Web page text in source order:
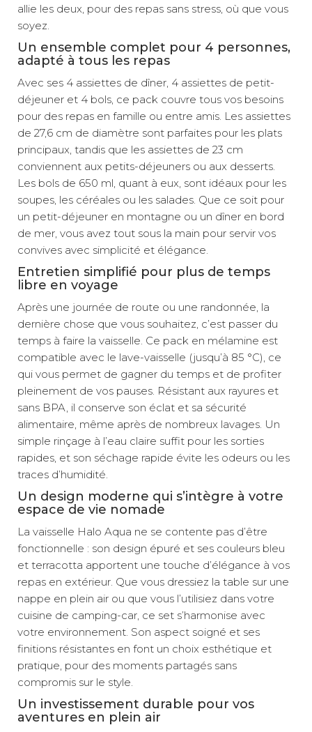
allie les deux, pour des repas sans stress, où que vous
soyez.
Un ensemble complet pour 4 personnes,
adapté à tous les repas
Avec ses 4 assiettes de dîner, 4 assiettes de petit-
déjeuner et 4 bols, ce pack couvre tous vos besoins
pour des repas en famille ou entre amis. Les assiettes
de 27,6 cm de diamètre sont parfaites pour les plats
principaux, tandis que les assiettes de 23 cm
conviennent aux petits-déjeuners ou aux desserts.
Les bols de 650 ml, quant à eux, sont idéaux pour les
soupes, les céréales ou les salades. Que ce soit pour
un petit-déjeuner en montagne ou un dîner en bord
de mer, vous avez tout sous la main pour servir vos
convives avec simplicité et élégance.
Entretien simplifié pour plus de temps
libre en voyage
Après une journée de route ou une randonnée, la
dernière chose que vous souhaitez, c’est passer du
temps à faire la vaisselle. Ce pack en mélamine est
compatible avec le lave-vaisselle (jusqu’à 85 °C), ce
qui vous permet de gagner du temps et de profiter
pleinement de vos pauses. Résistant aux rayures et
sans BPA, il conserve son éclat et sa sécurité
alimentaire, même après de nombreux lavages. Un
simple rinçage à l’eau claire suffit pour les sorties
rapides, et son séchage rapide évite les odeurs ou les
traces d’humidité.
Un design moderne qui s’intègre à votre
espace de vie nomade
La vaisselle Halo Aqua ne se contente pas d’être
fonctionnelle : son design épuré et ses couleurs bleu
et terracotta apportent une touche d’élégance à vos
repas en extérieur. Que vous dressiez la table sur une
nappe en plein air ou que vous l’utilisiez dans votre
cuisine de camping-car, ce set s’harmonise avec
votre environnement. Son aspect soigné et ses
finitions résistantes en font un choix esthétique et
pratique, pour des moments partagés sans
compromis sur le style.
Un investissement durable pour vos
aventures en plein air